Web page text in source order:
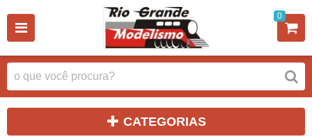
0
CATEGORIAS